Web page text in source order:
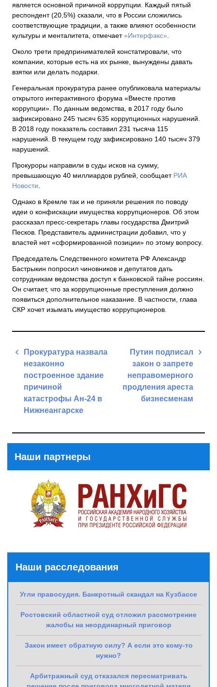
является основной причиной коррупции. Каждый пятый
респондент (20,5%) сказали, что в России сложились
соответствующие традиции, а также влияют особенности
культуры и менталитета, отмечает«Интерфакс»
Около трети предпринимателей констатировали, что
компании, которые есть на их рынке, вынуждены давать
взятки или делать подарки.
Генеральная прокуратура ранее опубликовала материалы
открытого интерактивного форума «Вместе против
коррупции». По данным ведомства, в 2017 году было
зафиксировано 245 тысяч 635 коррупционных нарушений.
В 2018 году показатель составил 231 тысяча 115
нарушений. В текущем году зафиксировано 140 тысяч 379
нарушений.
Прокуроры направили в суды исков на сумму,
превышающую 40 миллиардов рублей, сообщает РИА
Новости
Однако в Кремле так и не приняли решения по поводу
идеи о конфискации имущества коррупционеров. Об этом
рассказал пресс-секретарь главы государства Дмитрий
Песков. Представитель администрации добавил, что у
властей нет «сформированной позиции» по этому вопросу.
Председатель Следственного комитета РФ Александр
Бастрыкин попросил чиновников и депутатов дать
сотрудникам ведомства доступ к банковской тайне россиян.
Он считает, что за коррупционные преступления должно
появиться дополнительное наказание. В частности, глава
СКР хочет изымать имущество коррупционеров.
Навигация
записям
Прокуратура назвала
незаконно
построенное здание
причиной
катастрофы Ан-24 в
Нижнеангарске
Путин подписал
закон о запрете
неправомерного
продления ареста
бизнесменам
Наши партнеры
Наши расследования
Угли правосудия. Банкротный скандал на Кузбассе
Ростовский областной суд отложил рассмотрение
жалобы на неординарный приговор
Закон имеет обратную силу? А если это кому-то
нужно?
Арбитражный суд отказался пересматривать